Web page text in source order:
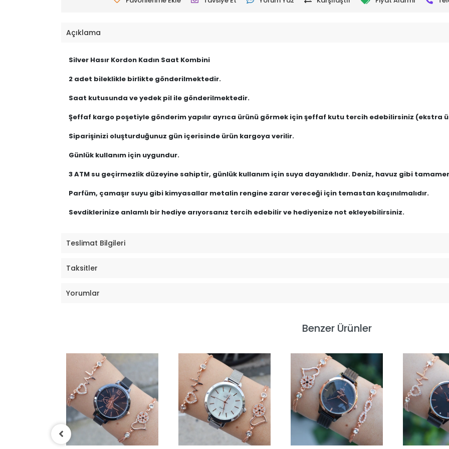
Açıklama
Silver Hasır Kordon Kadın Saat Kombini
2 adet bileklikle birlikte gönderilmektedir.
Saat kutusunda ve yedek pil ile gönderilmektedir.
Şeffaf kargo poşetiyle gönderim yapılır ayrıca ürünü görmek için şeffaf kutu tercih edebilirsiniz (ekstra
Siparişinizi oluşturduğunuz gün içerisinde ürün kargoya verilir.
Günlük kullanım için uygundur.
3 ATM su geçirmezlik düzeyine sahiptir, günlük kullanım için suya dayanıklıdır. Deniz, havuz gibi
Parfüm, çamaşır suyu gibi kimyasallar metalin rengine zarar vereceği için temastan kaçınılmalıdır.
Sevdiklerinize anlamlı bir hediye arıyorsanız tercih edebilir ve hediyenize not ekleyebilirsiniz.
Teslimat Bilgileri
Taksitler
Yorumlar
Benzer Ürünler